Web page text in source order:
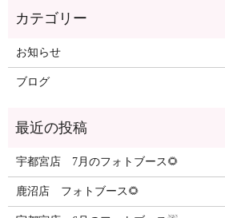
カテゴリー
お知らせ
ブログ
最近の投稿
宇都宮店 7月のフォトブース🌻
鹿沼店 フォトブース🌻